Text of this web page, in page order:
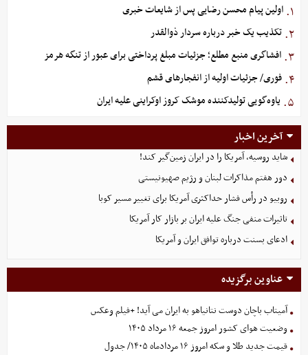
۱. اولین پیام محسن رضایی پس از شایعات خبری
۲. تکذیب یک خبر درباره سردار ذوالقدر
۳. افشاگری منبع مطلع؛ جزئیات مبلغ پرداختی برای عبور از تنگه هرمز
۴. فوری/ جزئیات اولیه از انفجارهای قشم
۵. یاوه‌گویی تولیدکننده موشک کروز اوکراینی علیه ایران
آخرین اخبار
شاید روسیه، آمریکا را در ایران زمین‌گیر کند!
دور هفتم مذاکرات لبنان و رژیم صهیونیستی
روبیو در رأس فشار حداکثری آمریکا برای تغییر مسیر کوبا
تاثیرات منفی جنگ علیه ایران بر بازار کار آمریکا
ادعای بسنت درباره توافق ایران و آمریکا
عناوین برگزیده
آمیتاب باچان دوست نتانیاهو به ایران می آید! +فیلم وعکس
وضعیت هوای کشور امروز جمعه ۱۶ مرداد ۱۴۰۵
قیمت جدید طلا و سکه امروز ۱۶ مردادماه ۱۴۰۵/ جدول